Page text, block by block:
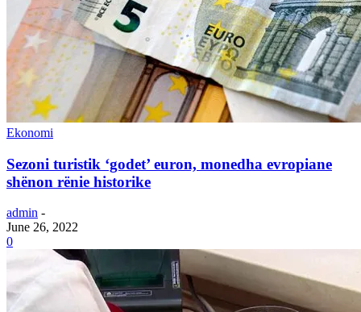
Ekonomi
Sezoni turistik ‘godet’ euron, monedha evropiane
shënon rënie historike
admin -
June 26, 2022
0